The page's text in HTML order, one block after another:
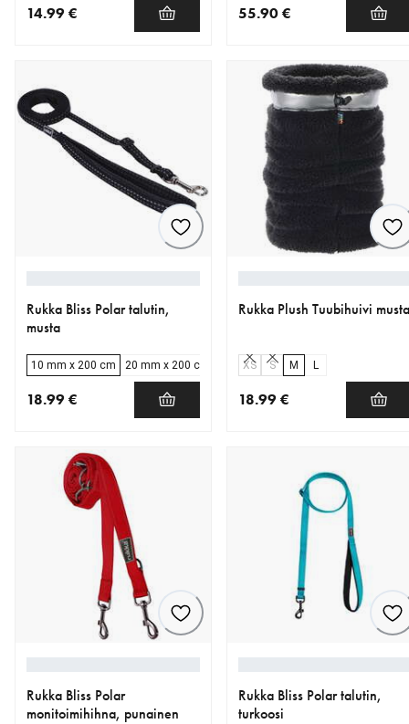
14.99 € 55.90 €
Rukka Bliss Polar talutin,
musta
10 mm x 200 cm 20 mm x 200 cm 25 mm x 200 cm
18.99 €
Rukka Plush Tuubihuivi musta
XS S M L
18.99 €
Rukka Bliss Polar
monitoimihihna, punainen
Rukka Bliss Polar talutin,
turkoosi